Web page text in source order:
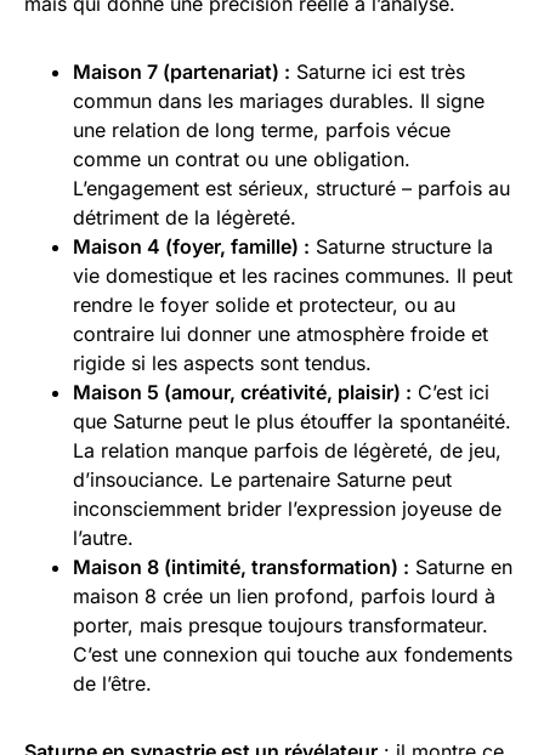
Maison 7 (partenariat) : Saturne ici est très
commun dans les mariages durables. Il signe
une relation de long terme, parfois vécue
comme un contrat ou une obligation.
L’engagement est sérieux, structuré – parfois au
détriment de la légèreté.
Maison 4 (foyer, famille) : Saturne structure la
vie domestique et les racines communes. Il peut
rendre le foyer solide et protecteur, ou au
contraire lui donner une atmosphère froide et
rigide si les aspects sont tendus.
Maison 5 (amour, créativité, plaisir) : C’est ici
que Saturne peut le plus étouffer la spontanéité.
La relation manque parfois de légèreté, de jeu,
d’insouciance. Le partenaire Saturne peut
inconsciemment brider l’expression joyeuse de
l’autre.
Maison 8 (intimité, transformation) : Saturne en
maison 8 crée un lien profond, parfois lourd à
porter, mais presque toujours transformateur.
C’est une connexion qui touche aux fondements
de l’être.